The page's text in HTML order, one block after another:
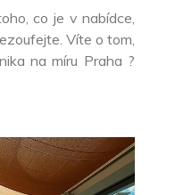
co je v nabídce,
Víte o tom,
na míru Praha ?